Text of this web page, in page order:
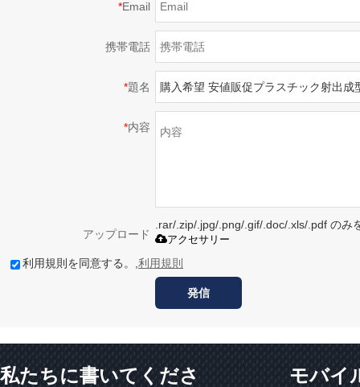
*Email
携帯電話
*題名
*内容
アップロード
.rar/.zip/.jpg/.png/.gif/.doc/.xls/.pdf のみ
アクセサリー
利用規則を同意する。, 利用規則
発信
私たちに書いてくださ
モバイ